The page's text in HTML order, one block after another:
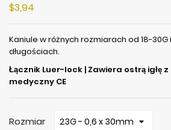
$3,94
Kaniule w różnych rozmiarach od 18-30G
długościach.
Łącznik Luer-lock | Zawiera ostrą igłę
medyczny CE
Rozmiar